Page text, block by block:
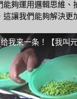
能夠運用邏輯思維
這讓我們能夠解決更
我来一条！【我叫元